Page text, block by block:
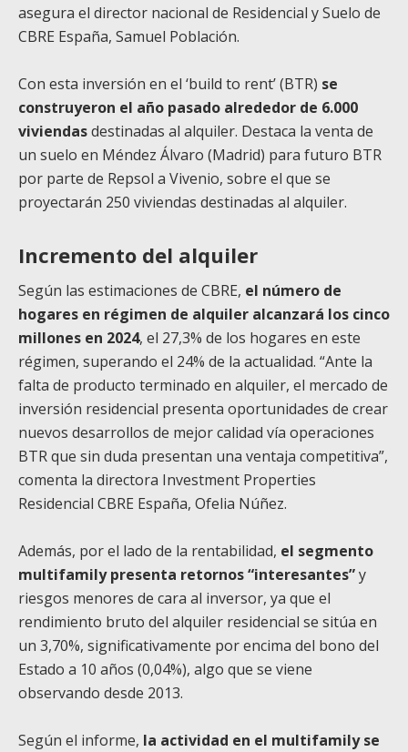
asegura el director nacional de Residencial y Suelo de
CBRE España, Samuel Población.
Con esta inversión en el ‘build to rent’ (BTR) se
construyeron el año pasado alrededor de 6.000
viviendasdestinadas al alquiler. Destaca la venta de
un suelo en Méndez Álvaro (Madrid) para futuro BTR
por parte de Repsol a Vivenio, sobre el que se
proyectarán 250 viviendas destinadas al alquiler.
Incremento del alquiler
Según las estimaciones de CBRE, el número de
hogares en régimen de alquiler alcanzará los cinco
millones en 2024, el 27,3% de los hogares en este
régimen, superando el 24% de la actualidad. “Ante la
falta de producto terminado en alquiler, el mercado de
inversión residencial presenta oportunidades de crear
nuevos desarrollos de mejor calidad vía operaciones
BTR que sin duda presentan una ventaja competitiva”,
comenta la directora Investment Properties
Residencial CBRE España, Ofelia Núñez.
Además, por el lado de la rentabilidad, el segmento
multifamily presenta retornos “interesantes”y
riesgos menores de cara al inversor, ya que el
rendimiento bruto del alquiler residencial se sitúa en
un 3,70%, significativamente por encima del bono del
Estado a 10 años (0,04%), algo que se viene
observando desde 2013.
Según el informe, la actividad en el multifamily se